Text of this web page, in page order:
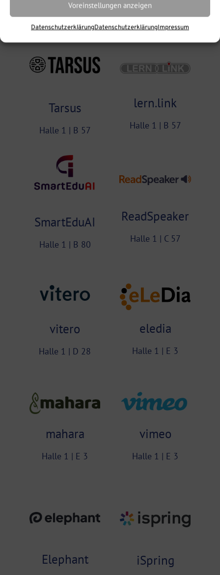
Voreinstellungen anzeigen
DatenschutzerklärungDatenschutzerklärungImpressum
Halle 1 | A 42 Halle 1 | A 25
Tarsus
Halle 1 | B 57
lern.link
Halle 1 | B 57
SmartEduAI
Halle 1 | B 80
ReadSpeaker
Halle 1 | C 57
vitero
Halle 1 | D 28
eledia
Halle 1 | E 3
mahara
Halle 1 | E 3
vimeo
Halle 1 | E 3
Elephant iSpring